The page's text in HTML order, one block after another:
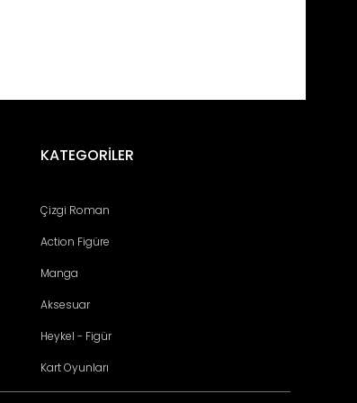
KATEGORİLER
Çizgi Roman
Action Figüre
Manga
Aksesuar
Heykel - Figür
Kart Oyunları